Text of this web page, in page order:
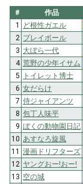
# 作品
1
ど根性ガエル
2 プレイボール
3 大ぼら一代
4 荒野の少年イサム
5
トイレット博士
6 女だらけ
7 侍ジャイアンツ
8 包丁人味平
9 ぼくの動物園日記
10 あすなろ旋風
11 漫画ドリフターズ
12 ヤングおー!おー!
13 空の城